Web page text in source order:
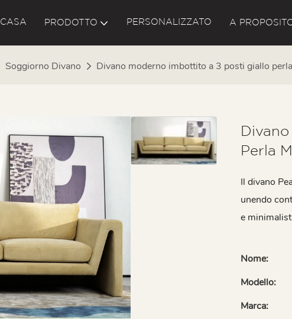
CASA PRODOTTO PERSONALIZZATO A
Soggiorno Divano Divano moderno imbottito a 3 posti giallo
Perla
Il divano
unendo
e
Nome:
Modello:
Marca: